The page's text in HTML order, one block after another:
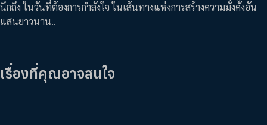
นึกถึง ในวันที่ต้องการกำลังใจ ในเส้นทางแห่งการสร้างความมั่งคั่งอัน
แสนยาวนาน..
เรื่องที่คุณอาจสนใจ